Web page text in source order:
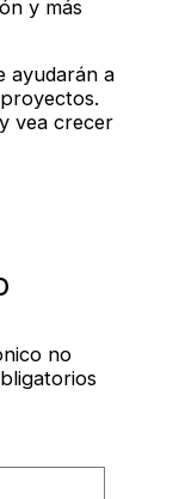
y más
ayudarán a
vea crecer
no